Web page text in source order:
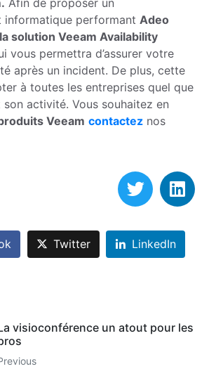
informatique performant Adeo
la solution Veeam Availability
vous permettra d’assurer votre
après un incident. De plus, cette
à toutes les entreprises quel que
activité. Vous souhaitez en
Veeam contactez nos
Twitter LinkedIn
visioconférence un atout pour les